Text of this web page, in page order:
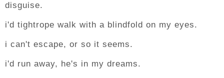
disguise.
i'd tightrope walk with a blindfold on my eyes.
i can't escape, or so it seems.
i'd run away, he's in my dreams.